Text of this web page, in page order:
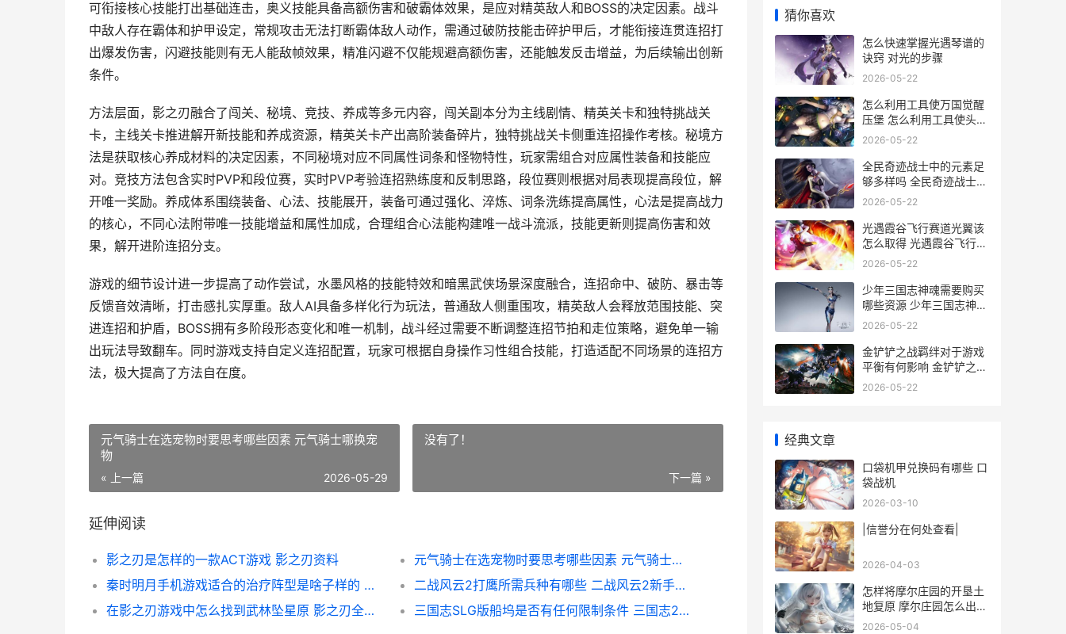
可衔接核心技能打出基础连击，奥义技能具备高额伤害和破霸体效果，是应对精英敌人和BOSS的决定因素。战斗
中敌人存在霸体和护甲设定，常规攻击无法打断霸体敌人动作，需通过破防技能击碎护甲后，才能衔接连贯连招打
出爆发伤害，闪避技能则有无人能敌帧效果，精准闪避不仅能规避高额伤害，还能触发反击增益，为后续输出创新
条件。
方法层面，影之刃融合了闯关、秘境、竞技、养成等多元内容，闯关副本分为主线剧情、精英关卡和独特挑战关
卡，主线关卡推进解开新技能和养成资源，精英关卡产出高阶装备碎片，独特挑战关卡侧重连招操作考核。秘境方
法是获取核心养成材料的决定因素，不同秘境对应不同属性词条和怪物特性，玩家需组合对应属性装备和技能应
对。竞技方法包含实时PVP和段位赛，实时PVP考验连招熟练度和反制思路，段位赛则根据对局表现提高段位，解
开唯一奖励。养成体系围绕装备、心法、技能展开，装备可通过强化、淬炼、词条洗练提高属性，心法是提高战力
的核心，不同心法附带唯一技能增益和属性加成，合理组合心法能构建唯一战斗流派，技能更新则提高伤害和效
果，解开进阶连招分支。
游戏的细节设计进一步提高了动作尝试，水墨风格的技能特效和暗黑武侠场景深度融合，连招命中、破防、暴击等
反馈音效清晰，打击感扎实厚重。敌人AI具备多样化行为玩法，普通敌人侧重围攻，精英敌人会释放范围技能、突
进连招和护盾，BOSS拥有多阶段形态变化和唯一机制，战斗经过需要不断调整连招节拍和走位策略，避免单一输
出玩法导致翻车。同时游戏支持自定义连招配置，玩家可根据自身操作习性组合技能，打造适配不同场景的连招方
法，极大提高了方法自在度。
元气骑士在选宠物时要思考哪些因素 元气骑士哪换宠
物
« 上一篇 2026-05-29
没有了！
下一篇 »
延伸阅读
影之刃是怎样的一款ACT游戏 影之刃资料
元气骑士在选宠物时要思考哪些因素 元气骑士哪换宠物
秦时明月手机游戏适合的治疗阵型是啥子样的 秦时明月hd手游官网
二战风云2打鹰所需兵种有哪些 二战风云2新手打鹰配置
在影之刃游戏中怎么找到武林坠星原 影之刃全人物介绍
三国志SLG版船坞是否有任何限制条件 三国志2017船坞有什么用
猜你喜欢
怎么快速掌握光遇琴谱的
诀窍 对光的步骤
2026-05-22
怎么利用工具使万国觉醒
压堡 怎么利用工具使头发
变黑
2026-05-22
全民奇迹战士中的元素足
够多样吗 全民奇迹战士加
点攻略
2026-05-22
光遇霞谷飞行赛道光翼该
怎么取得 光遇霞谷飞行赛
道捷径
2026-05-22
少年三国志神魂需要购买
哪些资源 少年三国志神魂
怎么获得
2026-05-22
金铲铲之战羁绊对于游戏
平衡有何影响 金铲铲之战
羁绊追踪者怎么凑
2026-05-22
经典文章
口袋机甲兑换码有哪些 口
袋战机
2026-03-10
|信誉分在何处查看|
2026-04-03
怎样将摩尔庄园的开垦土
地复原 摩尔庄园怎么出自
己的庄园
2026-05-04